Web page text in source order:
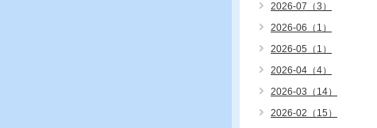
2026-07（3）
2026-06（1）
2026-05（1）
2026-04（4）
2026-03（14）
2026-02（15）